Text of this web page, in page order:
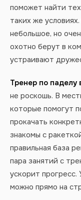
поможет найти
таких же
небольшое, но
охотно берут в
устраивают
Тренер по паделу
не роскошь. В
которые помогут
прокачать
знакомы с
правильная база
пара занятий с
ускорит
можно прямо на